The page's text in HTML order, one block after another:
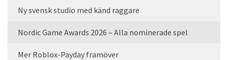
Ny svensk studio med känd raggare
Nordic Game Awards 2026 – Alla nominerade spel
Mer Roblox-Payday framöver